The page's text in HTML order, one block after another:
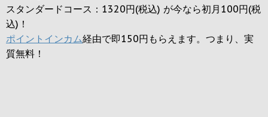
スタンダードコース：1320円(税込) が今なら初月100円(税
込)！
ポイントインカム経由で即150円もらえます。つまり、実
質無料！